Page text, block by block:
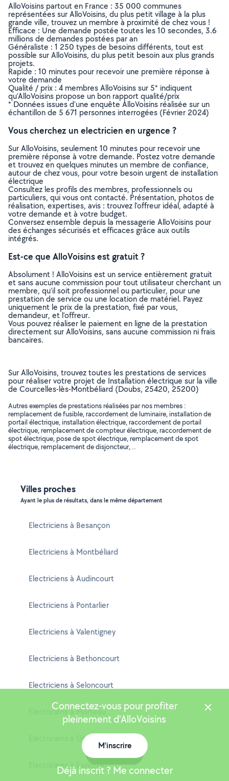
AlloVoisins partout en France : 35 000 communes
représentées sur AlloVoisins, du plus petit village à la plus
grande ville, trouvez un membre à proximité de chez vous !
Efficace : Une demande postée toutes les 10 secondes, 3.6
millions de demandes postées par an
Généraliste : 1 250 types de besoins différents, tout est
possible sur AlloVoisins, du plus petit besoin aux plus grands
projets.
Rapide : 10 minutes pour recevoir une première réponse à
votre demande
Qualité / prix : 4 membres AlloVoisins sur 5* indiquent
qu’AlloVoisins propose un bon rapport qualité/prix
* Données issues d’une enquête AlloVoisins réalisée sur un
échantillon de 5 671 personnes interrogées (Février 2024)
Vous cherchez un electricien en urgence ?
Sur AlloVoisins, seulement 10 minutes pour recevoir une
première réponse à votre demande. Postez votre demande
et trouvez en quelques minutes un membre de confiance,
autour de chez vous, pour votre besoin urgent de installation
électrique
Consultez les profils des membres, professionnels ou
particuliers, qui vous ont contacté. Présentation, photos de
réalisation, expertises, avis : trouvez l'offreur idéal, adapté à
votre demande et à votre budget.
Conversez ensemble depuis la messagerie AlloVoisins pour
des échanges sécurisés et efficaces grâce aux outils
intégrés.
Est-ce que AlloVoisins est gratuit ?
Absolument ! AlloVoisins est un service entièrement gratuit
et sans aucune commission pour tout utilisateur cherchant un
membre, qu’il soit professionnel ou particulier, pour une
prestation de service ou une location de matériel. Payez
uniquement le prix de la prestation, fixé par vous,
demandeur, et l’offreur.
Vous pouvez réaliser le paiement en ligne de la prestation
directement sur AlloVoisins, sans aucune commission ni frais
bancaires.
Sur AlloVoisins, trouvez toutes les prestations de services
pour réaliser votre projet de Installation électrique sur la ville
de Courcelles-lès-Montbéliard (Doubs, 25420, 25200)
Autres exemples de prestations réalisées par nos membres :
remplacement de fusible, raccordement de luminaire, installation de
portail électrique, installation électrique, raccordement de portail
électrique, remplacement de compteur électrique, raccordement de
spot électrique, pose de spot électrique, remplacement de spot
électrique, remplacement de disjoncteur, ..
Villes proches
Ayant le plus de résultats, dans le même département
Electriciens à Besançon
Electriciens à Montbéliard
Electriciens à Audincourt
Electriciens à Pontarlier
Electriciens à Valentigney
Electriciens à Bethoncourt
Electriciens à Seloncourt
Electriciens à Morteau
Electriciens à Grand-Charmont
Electriciens à Exincourt
Connectez-vous pour profiter
pleinement d'AlloVoisins
M'inscrire
Déjà inscrit ? Me connecter